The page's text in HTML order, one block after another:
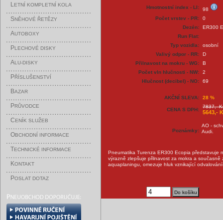
LETNÍ KOMPLETNÍ KOLA
SNĚHOVÉ ŘETĚZY
AUTOBOXY
PLECHOVÉ DISKY
ALU-DISKY
PŘÍSLUŠENSTVÍ
BAZAR
PRŮVODCE
CENÍK SLUŽEB
OBCHODNÍ INFORMACE
TECHNICKÉ INFORMACE
KONTAKT
POSLAT DOTAZ
Hmotnostní index - LI:
98
Počet vrstev - PR:
0
Dezén:
ER300
Run Flat:
Typ vozidla:
osobní
Valivý odpor - RR:
D
Přilnavost na mokru - WG:
B
Počet vln hlučnosti - NW:
2
Hlučnost (decibel) - NO:
69
AKČNÍ SLEVA: 28 %
CENA S DPH:
7837,-
5643,-
Poznámky:
AO -
Audi.
Pneumatika Turenza ER300 Ecopia představuje
výrazně zlepšuje přilnavost za mokra a
aquaplaningu, omezuje hluk vznikající